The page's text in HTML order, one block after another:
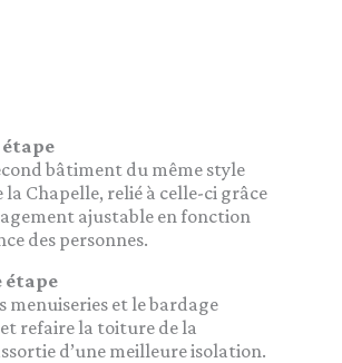
bâtiment du même style
la Chapelle, relié à celle-ci grâce
ajustable en fonction
des personnes.
étape
menuiseries et le bardage
refaire la toiture de la
d’une meilleure isolation.